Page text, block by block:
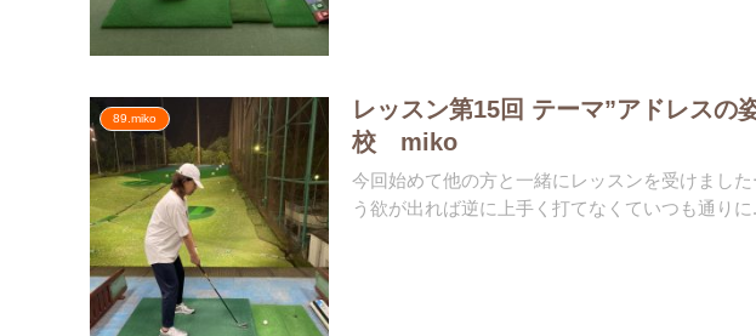
89.miko
レッスン第15回 テーマ”アドレス
校 miko
今回始めて他の方と一緒にレッスンを受けまし
う欲が出れば逆に上手く打てなくていつも通りに